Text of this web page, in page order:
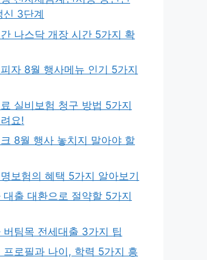
신 3단계
나스닥 개장 시간 5가지 확
자 8월 행사메뉴 인기 5가지
실비보험 청구 방법 5가지
요!
8월 행사 놓치지 말아야 할
보험의 혜택 5가지 알아보기
대출 대환으로 절약할 5가지
버팀목 전세대출 3가지 팁
프로필과 나이, 학력 5가지 흥